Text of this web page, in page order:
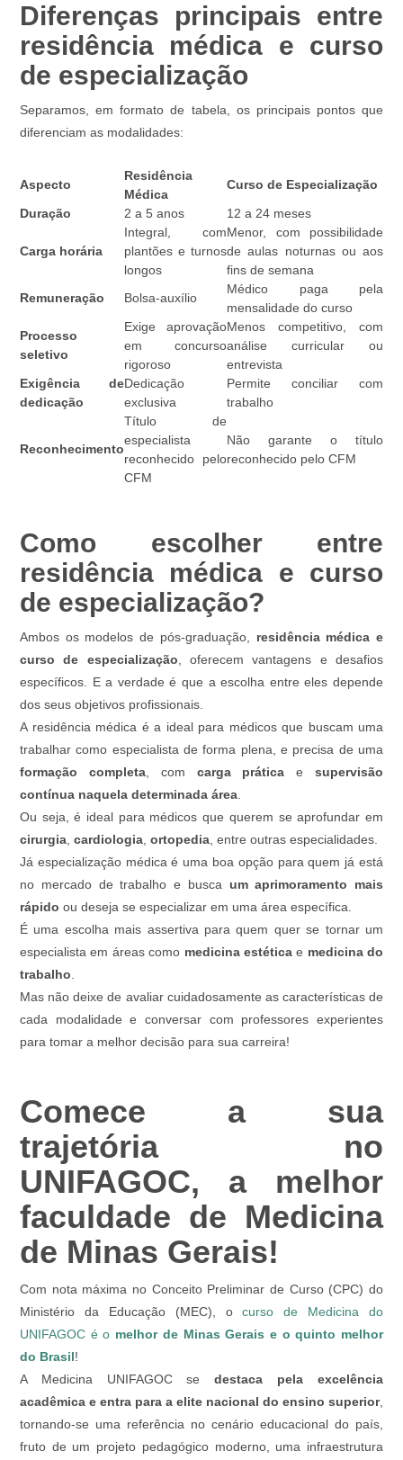
Diferenças principais entre
residência médica e curso
de especialização
Separamos, em formato de tabela, os principais pontos que
diferenciam as modalidades:
Aspecto
Residência
Médica
Curso de Especialização
Duração
2 a 5 anos 12 a 24 meses
Carga horária
Integral, com
plantões e turnos
longos
Menor, com possibilidade
de aulas noturnas ou aos
fins de semana
Remuneração
Bolsa-auxílio
Médico paga pela
mensalidade do curso
Processo
seletivo
Exige aprovação
em concurso
rigoroso
Menos competitivo, com
análise curricular ou
entrevista
Exigência de
dedicação
Dedicação
exclusiva
Permite conciliar com
trabalho
Reconhecimento
Título de
especialista
reconhecido pelo
CFM
Não garante o título
reconhecido pelo CFM
Como escolher entre
residência médica e curso
de especialização?
Ambos os modelos de pós-graduação, residência médica e
curso de especialização, oferecem vantagens e desafios
específicos. E a verdade é que a escolha entre eles depende
dos seus objetivos profissionais.
A residência médica é a ideal para médicos que buscam uma
trabalhar como especialista de forma plena, e precisa de uma
formação completa, com carga prática esupervisão
contínua naquela determinada área.
Ou seja, é ideal para médicos que querem se aprofundar em
cirurgia, cardiologia, ortopedia, entre outras especialidades.
Já especialização médica é uma boa opção para quem já está
no mercado de trabalho e busca um aprimoramento mais
rápido ou deseja se especializar em uma área específica.
É uma escolha mais assertiva para quem quer se tornar um
especialista em áreas como medicina estéticae medicina do
trabalho.
Mas não deixe de avaliar cuidadosamente as características de
cada modalidade e conversar com professores experientes
para tomar a melhor decisão para sua carreira!
Comece a sua
trajetória no
UNIFAGOC, a melhor
faculdade de Medicina
de Minas Gerais!
Com nota máxima no Conceito Preliminar de Curso (CPC) do
Ministério da Educação (MEC), ocurso de Medicina do
UNIFAGOC é o melhor de Minas Gerais e o quinto melhor
do Brasil!
A Medicina UNIFAGOC sedestaca pela excelência
acadêmica e entra para a elite nacional do ensino superior,
tornando-se uma referência no cenário educacional do país,
fruto de um projeto pedagógico moderno, uma infraestrutura